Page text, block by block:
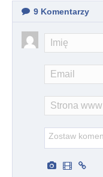
9 Komentarzy